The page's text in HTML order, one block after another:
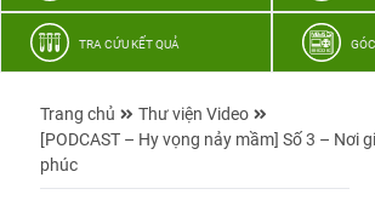
TRA CỨU KẾT QUẢ
Trang chủ
Thư viện Video
[PODCAST – Hy vọng nảy mầm] Số 3 – Nơi
phúc